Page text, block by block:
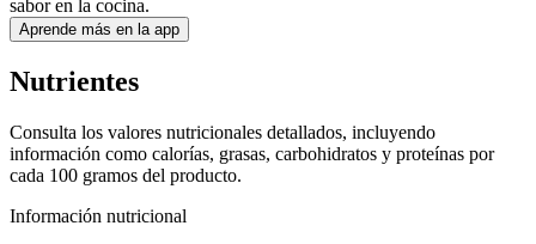
sabor en la cocina.
Aprende más en la app
Nutrientes
Consulta los valores nutricionales detallados, incluyendo
información como calorías, grasas, carbohidratos y proteínas por
cada 100 gramos del producto.
Información nutricional